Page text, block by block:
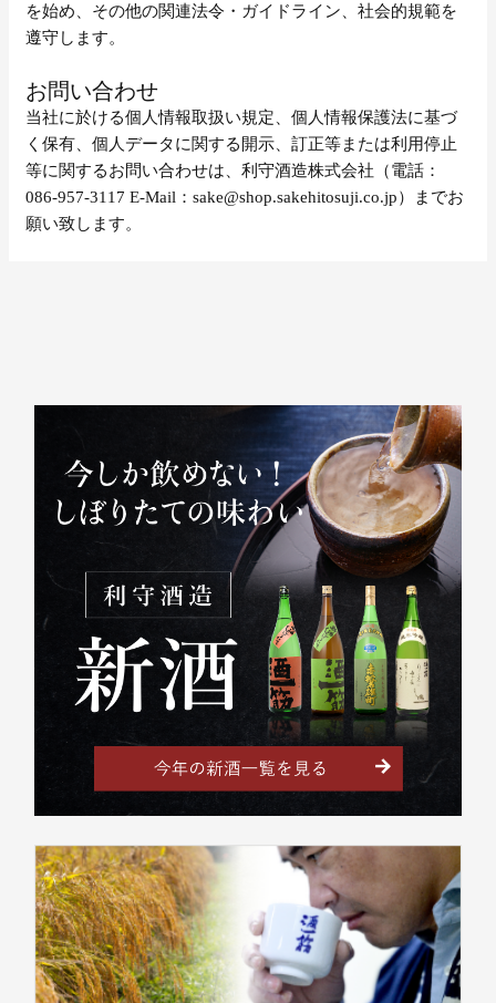
を始め、その他の関連法令・ガイドライン、社会的規範を
遵守します。
お問い合わせ
当社に於ける個人情報取扱い規定、個人情報保護法に基づ
く保有、個人データに関する開示、訂正等または利用停止
等に関するお問い合わせは、利守酒造株式会社（電話：
086-957-3117 E-Mail：sake@shop.sakehitosuji.co.jp）までお
願い致します。